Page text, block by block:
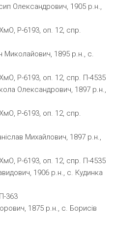
Олександрович, 1905 р.н.,
Р-6193, оп. 12, спр.
Миколайович, 1895 р.н., с.
Р-6193, оп. 12, спр. П-4535
Олександрович, 1897 р.н.,
Р-6193, оп. 12, спр.
Михайлович, 1897 р.н.,
Р-6193, оп. 12, спр. П-4535
1906 р.н., с. Кудинка
363
1875 р.н., с. Борисів